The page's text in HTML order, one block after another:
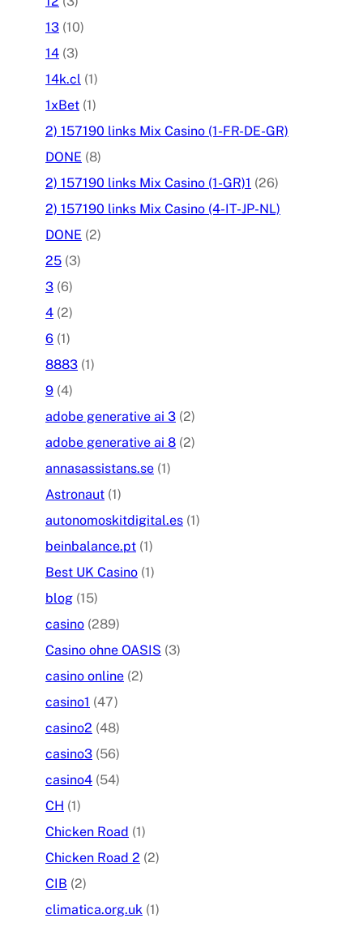
13 (10)
14 (3)
14k.cl (1)
1xBet (1)
2) 157190 links Mix Casino (1-FR-DE-GR)
DONE (8)
2) 157190 links Mix Casino (1-GR)1 (26)
2) 157190 links Mix Casino (4-IT-JP-NL)
DONE (2)
25 (3)
3 (6)
4 (2)
6 (1)
8883 (1)
9 (4)
adobe generative ai 3 (2)
adobe generative ai 8 (2)
annasassistans.se (1)
Astronaut (1)
autonomoskitdigital.es (1)
beinbalance.pt (1)
Best UK Casino (1)
blog (15)
casino (289)
Casino ohne OASIS (3)
casino online (2)
casino1 (47)
casino2 (48)
casino3 (56)
casino4 (54)
CH (1)
Chicken Road (1)
Chicken Road 2 (2)
CIB (2)
climatica.org.uk (1)